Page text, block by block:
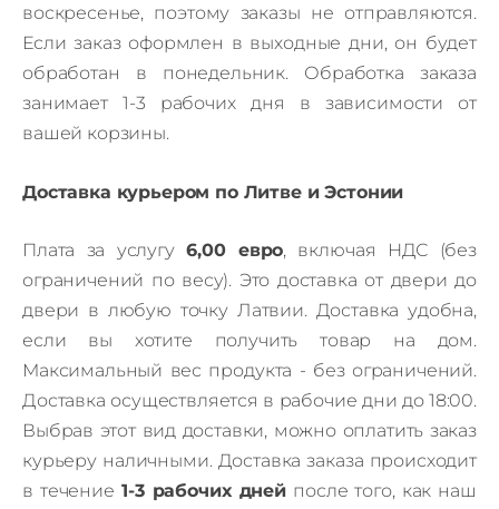
воскресенье, поэтому заказы не отправляются.
Если заказ оформлен в выходные дни, он будет
обработан в понедельник. Обработка заказа
занимает 1-3 рабочих дня в зависимости от
вашей корзины.
Доставка курьером по Литве и Эстонии
Плата за услугу6,00 евро, включая НДС (без
ограничений по весу). Это доставка от двери до
двери в любую точку Латвии. Доставка удобна,
если вы хотите получить товар на дом.
Максимальный вес продукта - без ограничений.
Доставка осуществляется в рабочие дни до 18:00.
Выбрав этот вид доставки, можно оплатить заказ
курьеру наличными. Доставка заказа происходит
в течение 1-3 рабочих дней после того, как наш